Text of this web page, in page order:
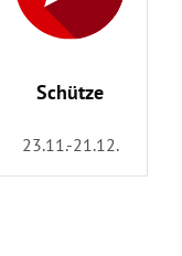
Schütze
23.11.-21.12.